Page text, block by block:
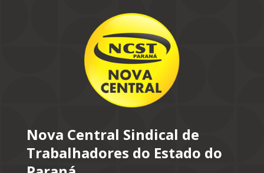
Nova Central Sindical de
Trabalhadores do Estado do